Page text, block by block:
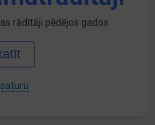
rādītāji pēdējos gados